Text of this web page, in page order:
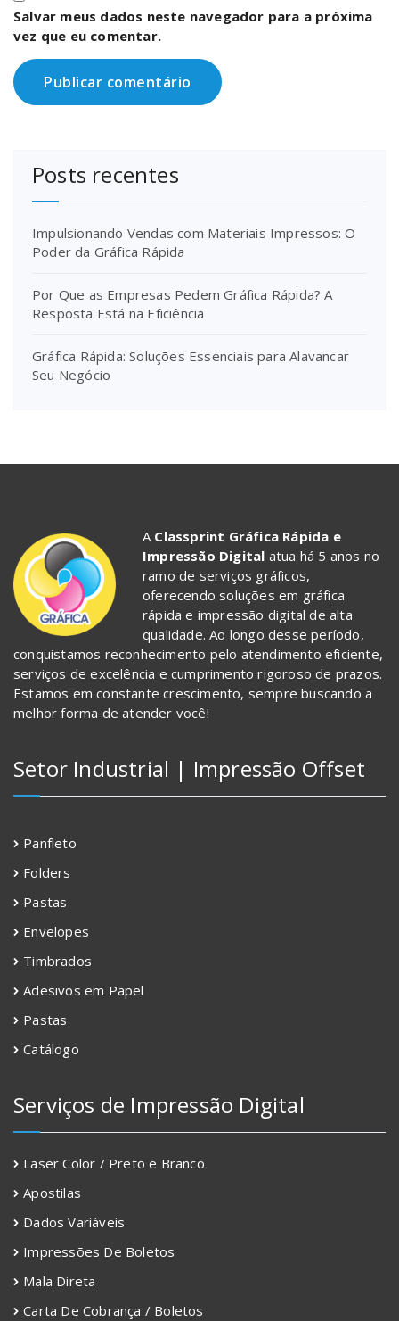
Salvar meus dados neste navegador para a próxima
vez que eu comentar.
Posts recentes
Impulsionando Vendas com Materiais Impressos: O
Poder da Gráfica Rápida
Por Que as Empresas Pedem Gráfica Rápida? A
Resposta Está na Eficiência
Gráfica Rápida: Soluções Essenciais para Alavancar
Seu Negócio
A Classprint Gráfica Rápida e
Impressão Digital atua há 5 anos no
ramo de serviços gráficos,
oferecendo soluções em gráfica
rápida e impressão digital de alta
qualidade. Ao longo desse período,
conquistamos reconhecimento pelo atendimento eficiente,
serviços de excelência e cumprimento rigoroso de prazos.
Estamos em constante crescimento, sempre buscando a
melhor forma de atender você!
Setor Industrial | Impressão Offset
Panfleto
Folders
Pastas
Envelopes
Timbrados
Adesivos em Papel
Pastas
Catálogo
Serviços de Impressão Digital
Laser Color / Preto e Branco
Apostilas
Dados Variáveis
Impressões De Boletos
Mala Direta
Carta De Cobrança / Boletos